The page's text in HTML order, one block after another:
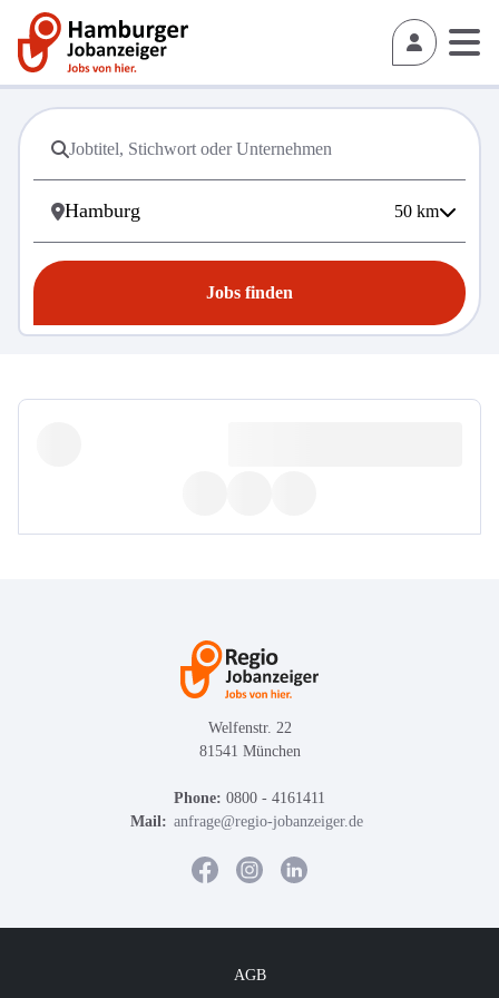
50 km
Jobs finden
Welfenstr. 22
81541 München
Phone: 0800 - 4161411
Mail: anfrage@regio-jobanzeiger.de
AGB